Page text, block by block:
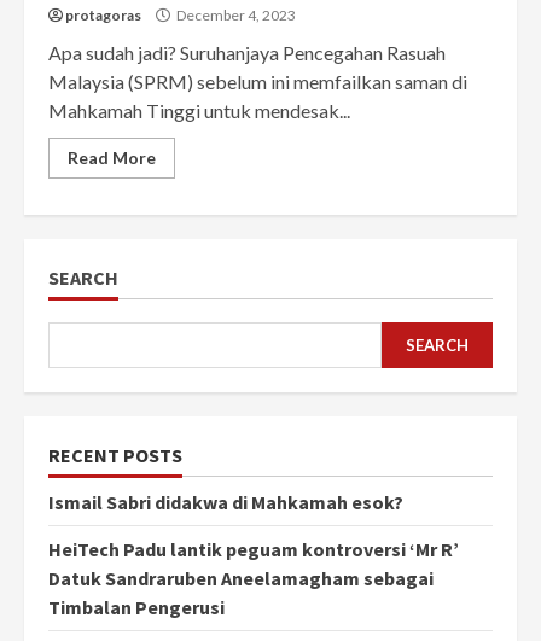
protagoras December 4, 2023
Apa sudah jadi? Suruhanjaya Pencegahan Rasuah
Malaysia (SPRM) sebelum ini memfailkan saman di
Mahkamah Tinggi untuk mendesak...
Read More
SEARCH
SEARCH
RECENT POSTS
Ismail Sabri didakwa di Mahkamah esok?
HeiTech Padu lantik peguam kontroversi ‘Mr R’
Datuk Sandraruben Aneelamagham sebagai
Timbalan Pengerusi